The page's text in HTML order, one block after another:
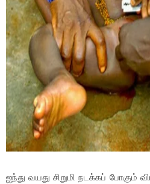
ஐந்து வயது சிறுமி நடக்கப் போகும்